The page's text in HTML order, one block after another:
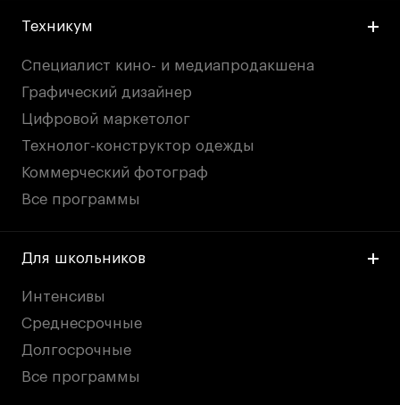
Техникум
Специалист кино- и медиапродакшена
Графический дизайнер
Цифровой маркетолог
Технолог-конструктор одежды
Коммерческий фотограф
Все программы
Для школьников
Интенсивы
Среднесрочные
Долгосрочные
Все программы